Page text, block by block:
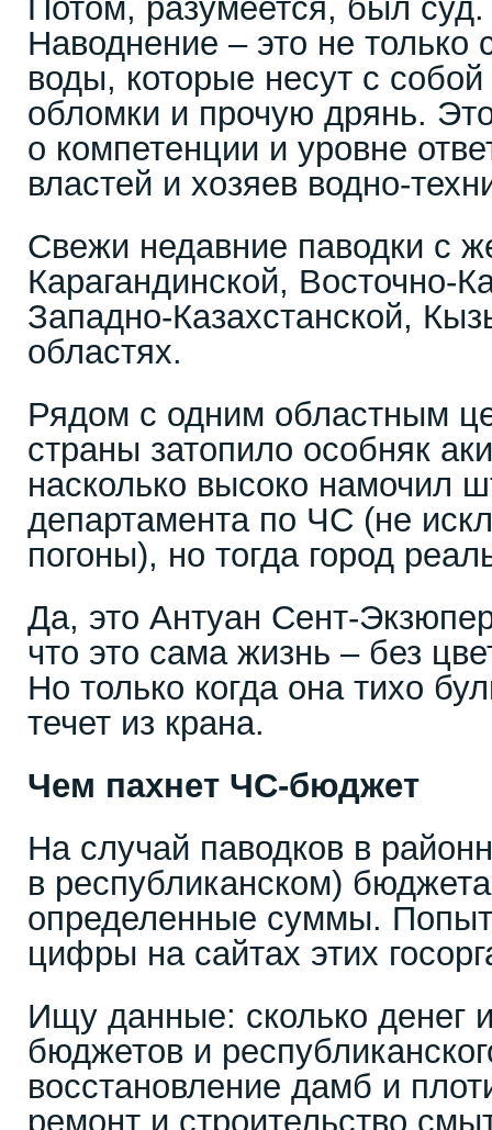
Потом, разумеется, был
Наводнение – это не только
воды, которые несут с
обломки и прочую дрянь.
о компетенции и уровне
властей и хозяев водно-
Свежи недавние паводки с
Карагандинской, Восточно-
Западно-Казахстанской,
областях.
Рядом с одним областным
страны затопило особняк
насколько высоко намочил
департамента по ЧС (не
погоны), но тогда город
Да, это Антуан Сент-
что это сама жизнь – без
Но только когда она тихо
течет из крана.
Чем пахнет ЧС-бюджет
На случай паводков в
в республиканском)
определенные суммы.
цифры на сайтах этих
Ищу данные: сколько денег
бюджетов и
восстановление дамб и
ремонт и строительство